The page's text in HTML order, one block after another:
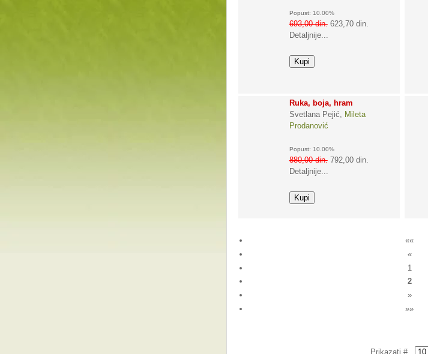
Popust: 10.00%
693,00 din. 623,70 din.
Detaljnije...
Ruka, boja, hram
Svetlana Pejić, Mileta
Prodanović
Popust: 10.00%
880,00 din. 792,00 din.
Detaljnije...
««
«
1
2
»
»»
Prikazati #